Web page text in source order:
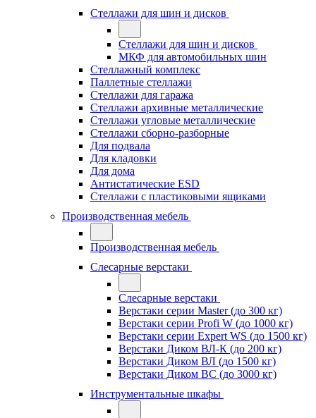
Стеллажи для шин и дисков
Стеллажи для шин и дисков
МКФ для автомобильных шин
Стеллажный комплекс
Паллетные стеллажи
Стеллажи для гаража
Стеллажи архивные металлические
Стеллажи угловые металлические
Стеллажи сборно-разборные
Для подвала
Для кладовки
Для дома
Антистатические ESD
Стеллажи с пластиковыми ящиками
Производственная мебель
Производственная мебель
Слесарные верстаки
Слесарные верстаки
Верстаки серии Master (до 300 кг)
Верстаки серии Profi W (до 1000 кг)
Верстаки серии Expert WS (до 1500 кг)
Верстаки Диком ВЛ-К (до 200 кг)
Верстаки Диком ВЛ (до 1500 кг)
Верстаки Диком ВС (до 3000 кг)
Инструментальные шкафы